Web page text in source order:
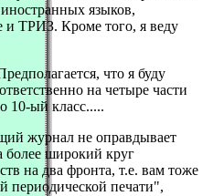
языков,
и ТРИЗ. Кроме того, я веду
что я буду
на четыре части
10-ый класс.....
журнал не оправдывает
более широкий круг
на два фронта, т.е. вам тоже
периодической печати",